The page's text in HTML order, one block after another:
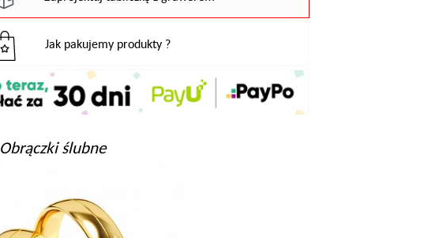
Jak pakujemy produkty ?
Obrączki ślubne